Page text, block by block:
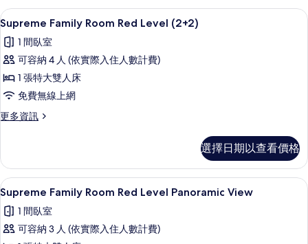
相
片
Red
Level
詳
情
顯
示
Supreme
Family
Room
Red
Level
所
有
相
片
高級寢具、迷你吧、客房內保險箱、書
3
Supreme Family Room Red Level (2+2)
1 間臥室
可容納 4 人 (依實際入住人數計費)
1 張特大雙人床
免費無線上網
更多資訊
更
Room
Red
Level
(2+2)
的
詳
選擇日期以查看價格
顯
示
Supreme
Family
高級寢具、迷你吧、客房內保險箱、書
4
Supreme Family Room Red Level Panoramic View
1 間臥室
可容納 3 人 (依實際入住人數計費)